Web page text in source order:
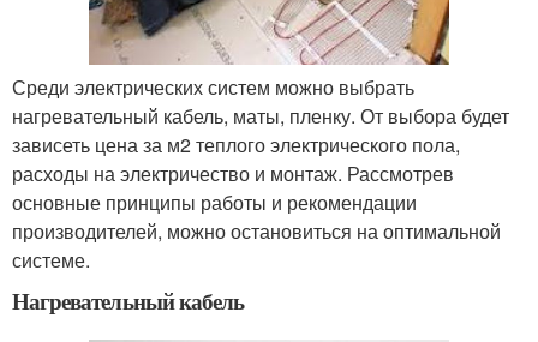
Среди электрических систем можно выбрать
нагревательный кабель, маты, пленку. От выбора будет
зависеть цена за м2 теплого электрического пола,
расходы на электричество и монтаж. Рассмотрев
основные принципы работы и рекомендации
производителей, можно остановиться на оптимальной
системе.
Нагревательный кабель